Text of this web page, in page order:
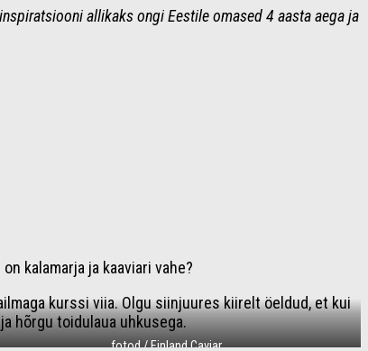
allikaks ongi Eestile omased 4 aasta aega ja
kalamarja ja kaaviari vahe?
kurssi viia. Olgu siinjuures kiirelt öeldud, et kui
hõrgu toidulaua uhkusega.
fotod / Finland Caviar